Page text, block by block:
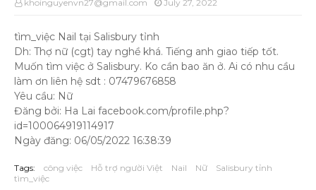
khoinguyenvn27@gmail.com July 27, 2022
tìm_việc Nail tại Salisbury tỉnh
Dh: Thợ nữ (cgt) tay nghề khá. Tiếng anh giao tiếp tốt.
Muốn tìm việc ở Salisbury. Ko cần bao ăn ở. Ai có nhu cầu
làm ơn liên hệ sdt : 07479676858
Yêu cầu: Nữ
Đăng bởi: Ha Lai facebook.com/profile.php?
id=100064919114917
Ngày đăng: 06/05/2022 16:38:39
Tags: công việc Hỗ trợ người Việt Nail Nữ
Salisbury tỉnh
tìm_việc